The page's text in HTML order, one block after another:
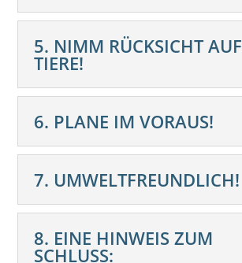
5. NIMM RÜCKSICHT AUF
TIERE!
6. PLANE IM VORAUS!
7. UMWELTFREUNDLICH!
8. EINE HINWEIS ZUM
SCHLUSS: